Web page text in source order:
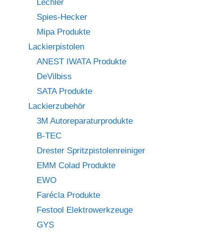
Lechler
Spies-Hecker
Mipa Produkte
Lackierpistolen
ANEST IWATA Produkte
DeVilbiss
SATA Produkte
Lackierzubehör
3M Autoreparaturprodukte
B-TEC
Drester Spritzpistolenreiniger
EMM Colad Produkte
EWO
Farécla Produkte
Festool Elektrowerkzeuge
GYS